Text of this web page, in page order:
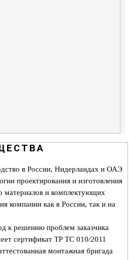
в России, Нидерландах и ОАЭ
проектирования и изготовления
материалов и комплектующих
компании как в России, так и на
к решению проблем заказчика
сертификат ТР ТС 010/2011
монтажная бригада